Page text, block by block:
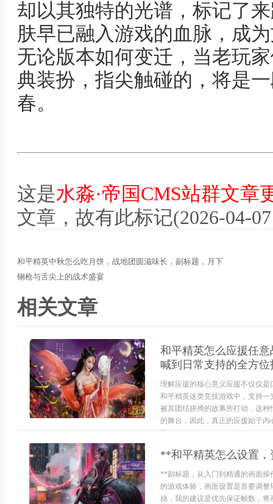
却以其独特的光谱，标记了
肤早已融入游戏的血脉，成
无论版本如何变迁，当老玩
典装扮，指尖触碰的，将是
春。
这是水淼·帝国CMS站群文章
文章，故有此标记(2026-04-
和平精英中秋怎么吃月饼，战地团圆滋味长，副标题，月下
钢枪与舌尖上的战术盛宴
相关文章
和平精英怎么应援任
喊到日常支持的全方位
理解应援的核心意义应援不仅仅
和平精英这类竞技游戏中，支持
被其团结拼搏的故事所打动，这
的舞台，因此，真正的应援始于
游...
**和平精英怎么设置
**副标题，从入门到精通的画面
的游戏体验，画面设置是首要调
稳，我的建议是优先保证帧数，